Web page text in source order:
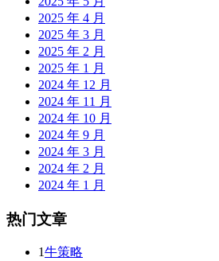
2025 年 4 月
2025 年 3 月
2025 年 2 月
2025 年 1 月
2024 年 12 月
2024 年 11 月
2024 年 10 月
2024 年 9 月
2024 年 3 月
2024 年 2 月
2024 年 1 月
热门文章
1牛策略